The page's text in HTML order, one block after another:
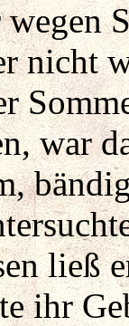
wegen
nicht
war
ließ
ihr